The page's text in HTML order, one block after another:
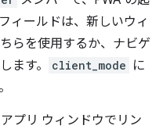
ィールドは、新しいウィ
らを使用するか、ナビゲ
ます。
client_mode に
プリ ウィンドウでリン